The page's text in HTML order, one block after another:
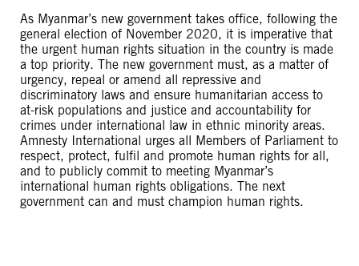
As Myanmar’s new government takes office, following the
general election of November 2020, it is imperative that
the urgent human rights situation in the country is made
a top priority. The new government must, as a matter of
urgency, repeal or amend all repressive and
discriminatory laws and ensure humanitarian access to
at-risk populations and justice and accountability for
crimes under international law in ethnic minority areas.
Amnesty International urges all Members of Parliament to
respect, protect, fulfil and promote human rights for all,
and to publicly commit to meeting Myanmar’s
international human rights obligations. The next
government can and must champion human rights.